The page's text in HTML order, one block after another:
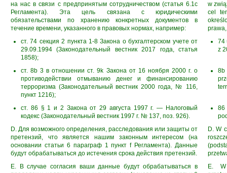
на нас в связи с предпринятым сотрудничеством (статья 6.1с
Регламента). Эта цель связана с юридическими
обязательствами по хранению конкретных документов в
течение времени, указанного в правовых нормах, например:
w
cel
ст. 74 секция 2 пункта 1-8 Закона о бухгалтерском учете от
29.09.1994 (Законодательный вестник 2017 года, статья
1858);
74
z
ст. 8b 3 в отношении ст. 9k Закона от 16 ноября 2000 г. о
противодействии отмыванию денег и финансированию
терроризма (Законодательный вестник 2000 года, № 116,
пункт 1216);
ст. 86 § 1 и 2 Закона от 29 августа 1997 г. — Налоговый
кодекс (Законодательный вестник 1997 г. № 137, поз. 926).
86
D. Для возможного определения, расследования или защиты от
претензий, что является нашим законным интересом (на
основании статьи 6 параграф 1 пункт f Регламента). Данные
будут обрабатываться до истечения срока действия претензий.
D. W
E. В случае согласия ваши данные будут обрабатываться в
E. W